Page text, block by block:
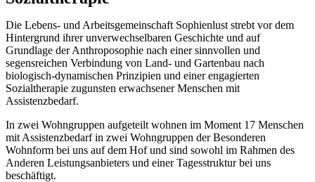
Die Lebens- und Arbeitsgemeinschaft Sophienlust strebt vor dem
Hintergrund ihrer unverwechselbaren Geschichte und auf
Grundlage der Anthroposophie nach einer sinnvollen und
segensreichen Verbindung von Land- und Gartenbau nach
biologisch-dynamischen Prinzipien und einer engagierten
Sozialtherapie zugunsten erwachsener Menschen mit
Assistenzbedarf.
In zwei Wohngruppen aufgeteilt wohnen im Moment 17 Menschen
mit Assistenzbedarf in zwei Wohngruppen der Besonderen
Wohnform bei uns auf dem Hof und sind sowohl im Rahmen des
Anderen Leistungsanbieters und einer Tagesstruktur bei uns
beschäftigt.